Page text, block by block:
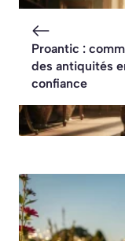
Proantic :
des antiquités
confiance